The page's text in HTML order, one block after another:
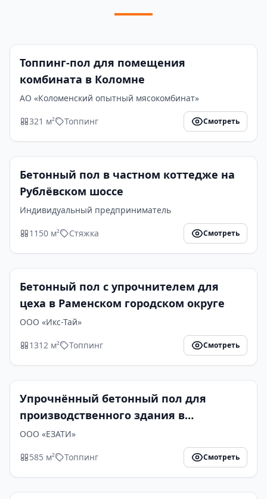
Топпинг-пол для помещения
комбината в Коломне
АО «Коломенский опытный мясокомбинат»
321 м² Топпинг Смотреть
Бетонный пол в частном коттедже на
Рублёвском шоссе
Индивидуальный предприниматель
1150 м² Стяжка Смотреть
Бетонный пол с упрочнителем для
цеха в Раменском городском округе
ООО «Икс-Тай»
1312 м² Топпинг Смотреть
Упрочнённый бетонный пол для
производственного здания в
Егорьевске
ООО «ЕЗАТИ»
585 м² Топпинг Смотреть